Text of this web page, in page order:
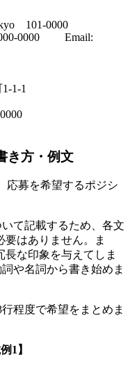
101-0000
0000 Email:
1-1
0000
き方・例文
応募を希望するポジシ
て記載するため、各文
はありません。ま
な印象を与えてしま
や名詞から書き始めま
程度で希望をまとめま
1】